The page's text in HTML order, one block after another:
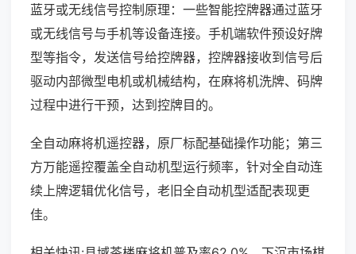
蓝牙或无线信号控制原理：一些智能控牌器通过蓝牙
或无线信号与手机等设备连接。手机端软件预设好牌
型等指令，发送信号给控牌器，控牌器接收到信号后
驱动内部微型电机或机械结构，在麻将机洗牌、码牌
过程中进行干预，达到控牌目的。
全自动麻将机遥控器，原厂标配基础操作功能；第三
方万能遥控覆盖全自动机型运行频率，针对全自动连
续上牌逻辑优化信号，老旧全自动机型适配表现更
佳。